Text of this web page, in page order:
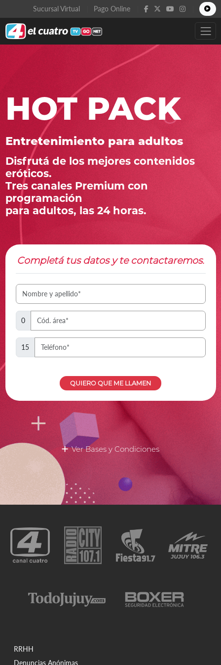
Sucursal Virtual Pago Online
HOT PACK
Entretenimiento para adultos
Disfrutá de los mejores contenidos
eróticos.
Tres canales Premium con
programación
para adultos, las 24 horas.
Completá tus datos y te contactaremos.
0
15
QUIERO QUE ME LLAMEN
Ver Bases y Condiciones
RRHH
Denuncias Anónimas